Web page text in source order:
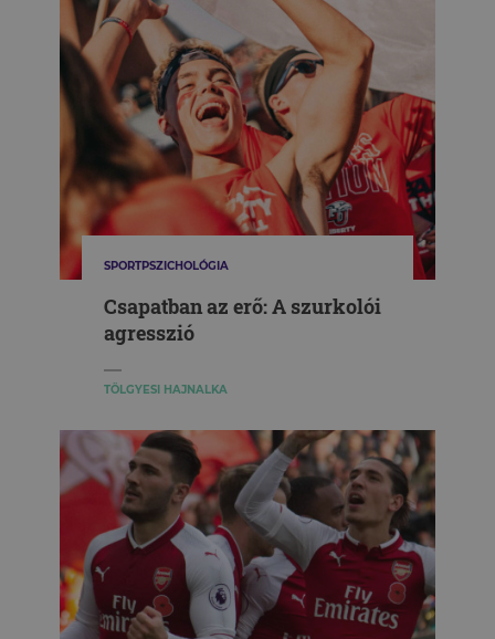
SPORTPSZICHOLÓGIA
Csapatban az erő: A szurkolói
agresszió
TÖLGYESI HAJNALKA